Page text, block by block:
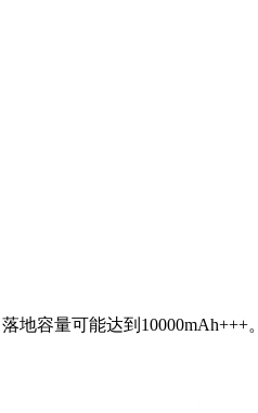
容量可能达到10000mAh+++。